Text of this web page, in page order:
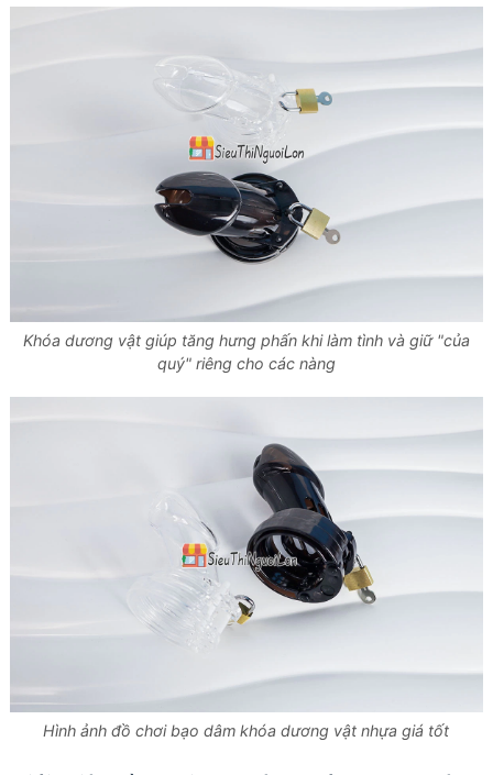
Khóa dương vật giúp tăng hưng phấn khi làm tình và giữ "của
quý" riêng cho các nàng
Hình ảnh đồ chơi bạo dâm khóa dương vật nhựa giá tốt